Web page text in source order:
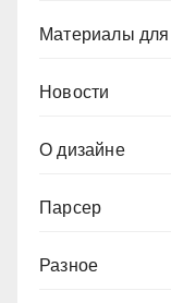
Материалы
Новости
О дизайне
Парсер
Разное